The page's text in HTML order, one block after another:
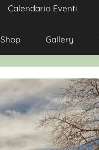
Calendario Eventi
Shop Gallery